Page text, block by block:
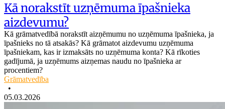
Kā norakstīt uzņēmuma īpašnieka
aizdevumu?
Kā grāmatvedībā norakstīt aizņēmumu no uzņēmuma īpašnieka, ja
īpašnieks no tā atsakās? Kā grāmatot aizdevumu uzņēmuma
īpašniekam, kas ir izmaksāts no uzņēmuma konta? Kā rīkoties
gadījumā, ja uzņēmums aizņemas naudu no īpašnieka ar
procentiem?
Grāmatvedība
•
05.03.2026